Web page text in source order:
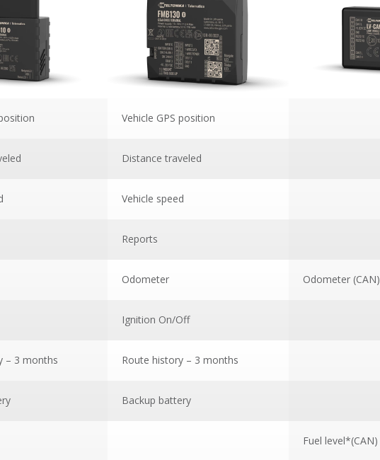
– 3 months
Vehicle GPS position
Distance traveled
Vehicle speed
Reports
Odometer
Ignition On/Off
Route history – 3 months
Backup battery
Odometer (CAN)
Fuel level*(CAN)